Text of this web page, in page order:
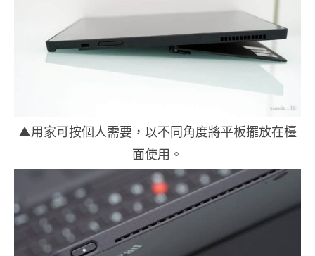
▲用家可按個人需要，以不同角度將平板擺放在檯
面使用。